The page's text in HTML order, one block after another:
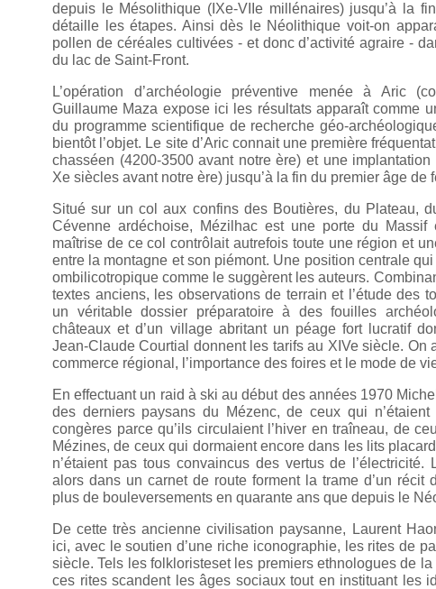
depuis le Mésolithique (IXe-VIIe millénaires) jusqu’à la
détaille les étapes. Ainsi dès le Néolithique voit-on
pollen de céréales cultivées - et donc d’activité agraire -
du lac de Saint-Front.
L’opération d’archéologie préventive menée à Aric
Guillaume Maza expose ici les résultats apparaît comme
du programme scientifique de recherche géo-
bientôt l’objet. Le site d’Aric connait une première
chasséen (4200-3500 avant notre ère) et une
Xe siècles avant notre ère) jusqu’à la fin du premier âge de
Situé sur un col aux confins des Boutières, du Plateau,
Cévenne ardéchoise, Mézilhac est une porte du
maîtrise de ce col contrôlait autrefois toute une région et
entre la montagne et son piémont. Une position centrale
ombilicotropique comme le suggèrent les auteurs.
textes anciens, les observations de terrain et l’étude des
un véritable dossier préparatoire à des fouilles
châteaux et d’un village abritant un péage fort lucratif
Jean-Claude Courtial donnent les tarifs au XIVe siècle. On
commerce régional, l’importance des foires et le mode de
En effectuant un raid à ski au début des années 1970
des derniers paysans du Mézenc, de ceux qui
congères parce qu’ils circulaient l’hiver en traîneau, de
Mézines, de ceux qui dormaient encore dans les lits
n’étaient pas tous convaincus des vertus de l’électricité.
alors dans un carnet de route forment la trame d’un récit
plus de bouleversements en quarante ans que depuis le
De cette très ancienne civilisation paysanne, Laurent
ici, avec le soutien d’une riche iconographie, les rites de
siècle. Tels les folkloristeset les premiers ethnologues de
ces rites scandent les âges sociaux tout en instituant les